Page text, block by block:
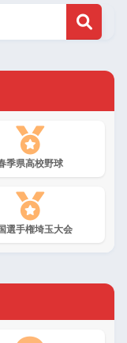
季県高校野球
選手権埼玉大会